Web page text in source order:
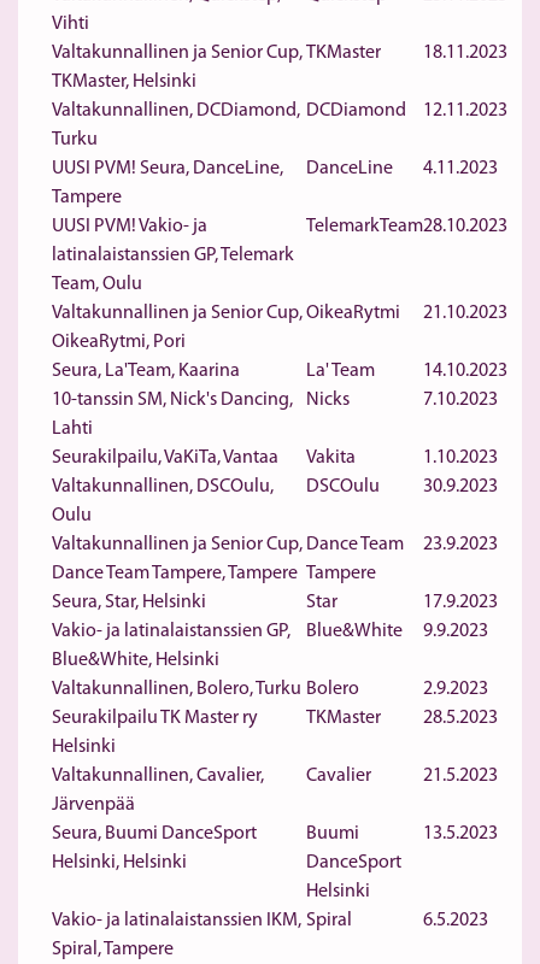
Vihti
Valtakunnallinen ja Senior Cup,
TKMaster, Helsinki
TKMaster 18.11.2023
Valtakunnallinen, DCDiamond,
Turku
DCDiamond 12.11.2023
UUSI PVM! Seura, DanceLine,
Tampere
DanceLine 4.11.2023
UUSI PVM! Vakio- ja
latinalaistanssien GP, Telemark
Team, Oulu
TelemarkTeam28.10.2023
Valtakunnallinen ja Senior Cup,
OikeaRytmi, Pori
OikeaRytmi 21.10.2023
Seura, La'Team, Kaarina La' Team
14.10.2023
10-tanssin SM, Nick's Dancing,
Lahti
Nicks 7.10.2023
Seurakilpailu, VaKiTa, Vantaa Vakita
1.10.2023
Valtakunnallinen, DSCOulu,
Oulu
DSCOulu 30.9.2023
Valtakunnallinen ja Senior Cup,
Dance Team Tampere, Tampere
Dance Team
Tampere
23.9.2023
Seura, Star, Helsinki Star
17.9.2023
Vakio- ja latinalaistanssien GP,
Blue&White, Helsinki
Blue&White 9.9.2023
Valtakunnallinen, Bolero, Turku Bolero
2.9.2023
Seurakilpailu TK Master ry
Helsinki
TKMaster 28.5.2023
Valtakunnallinen, Cavalier,
Järvenpää
Cavalier 21.5.2023
Seura, Buumi DanceSport
Helsinki, Helsinki
Buumi
DanceSport
Helsinki
13.5.2023
Vakio- ja latinalaistanssien IKM,
Spiral, Tampere
Spiral 6.5.2023